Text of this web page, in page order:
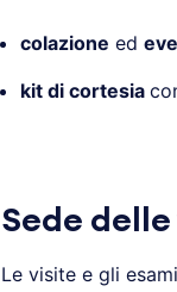
colazione ed
kit di cortesia
Sede
Le visite e gli